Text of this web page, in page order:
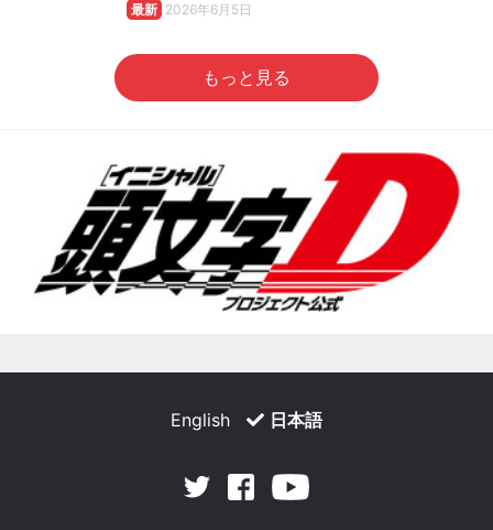
最新 2026年6月5日
もっと見る
English 日本語
Twitter Facebook